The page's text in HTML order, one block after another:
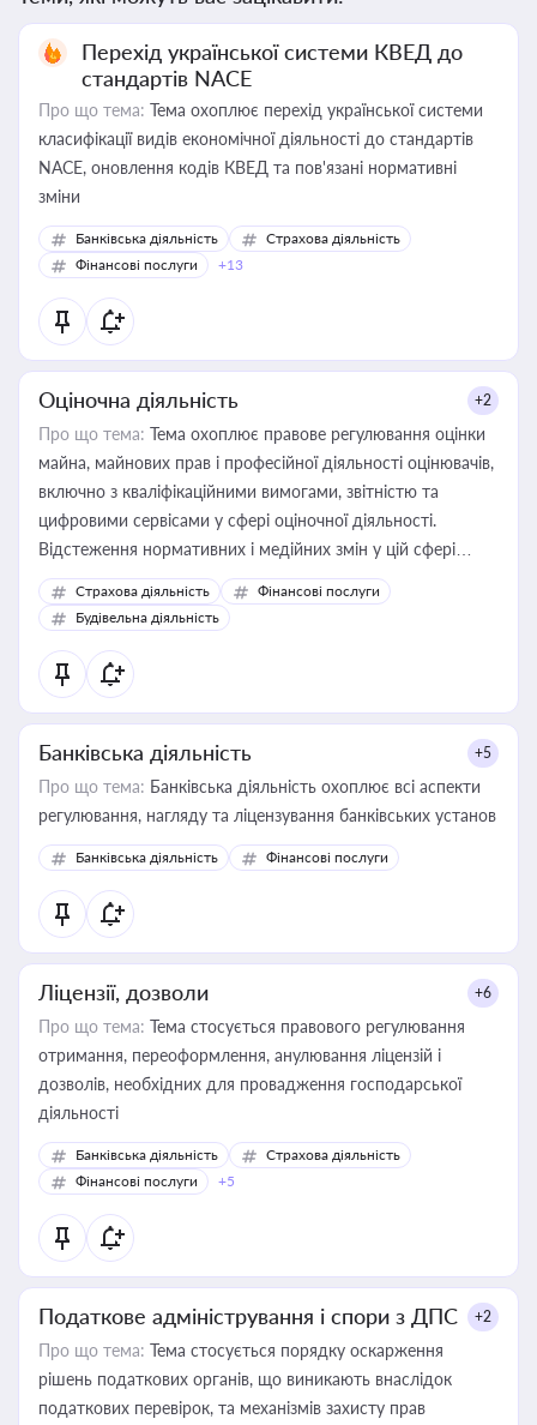
Перехід української системи КВЕД до
стандартів NACE
Про що тема: Тема охоплює перехід української системи
класифікації видів економічної діяльності до стандартів
NACE, оновлення кодів КВЕД та пов'язані нормативні
зміни
Банківська діяльність
Страхова діяльність
Фінансові послуги
+13
Оціночна діяльність +2
Про що тема: Тема охоплює правове регулювання оцінки
майна, майнових прав і професійної діяльності оцінювачів,
включно з кваліфікаційними вимогами, звітністю та
цифровими сервісами у сфері оціночної діяльності.
Відстеження нормативних і медійних змін у цій сфері
корисне для власника бізнесу, керівника, юриста або
бухгалтера під час оподаткування, приватизації, оренди
державного майна, корпоративних угод і перевірки
статусу суб'єктів оціночної діяльності
Страхова діяльність
Фінансові послуги
Будівельна діяльність
Банківська діяльність +5
Про що тема: Банківська діяльність охоплює всі аспекти
регулювання, нагляду та ліцензування банківських установ
Банківська діяльність Фінансові послуги
Ліцензії, дозволи +6
Про що тема: Тема стосується правового регулювання
отримання, переоформлення, анулювання ліцензій і
дозволів, необхідних для провадження господарської
діяльності
Банківська діяльність
Страхова діяльність
Фінансові послуги
+5
Податкове адміністрування і спори з ДПС +2
Про що тема: Тема стосується порядку оскарження
рішень податкових органів, що виникають внаслідок
податкових перевірок, та механізмів захисту прав